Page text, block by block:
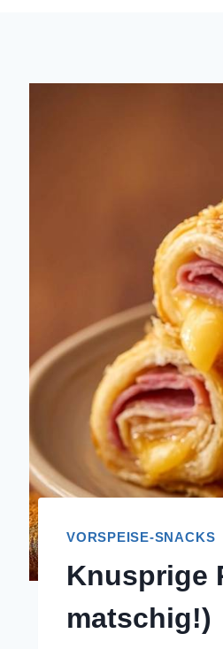
VORSPEISE-SNACKS
Knusprige
matschig!)